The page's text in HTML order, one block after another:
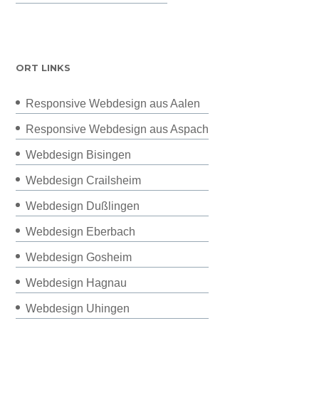
ORT LINKS
Responsive Webdesign aus Aalen
Responsive Webdesign aus Aspach
Webdesign Bisingen
Webdesign Crailsheim
Webdesign Dußlingen
Webdesign Eberbach
Webdesign Gosheim
Webdesign Hagnau
Webdesign Uhingen